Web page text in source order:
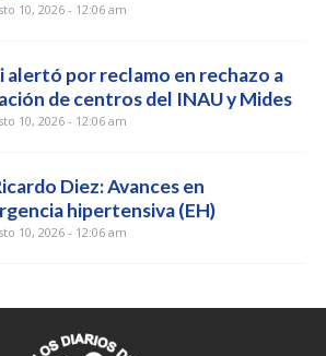
10, 2026 - 12:06 am
alertó por reclamo en rechazo a
de centros del INAU y Mides
10, 2026 - 12:06 am
Diez: Avances en
hipertensiva (EH)
10, 2026 - 12:06 am